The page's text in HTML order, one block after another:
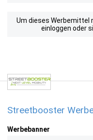
Um dieses Werbemittel
einloggen oder
Streetbooster
Werbebanner